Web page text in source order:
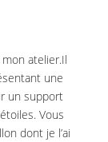
mon atelier.Il
une
un support
Vous
dont je l’ai